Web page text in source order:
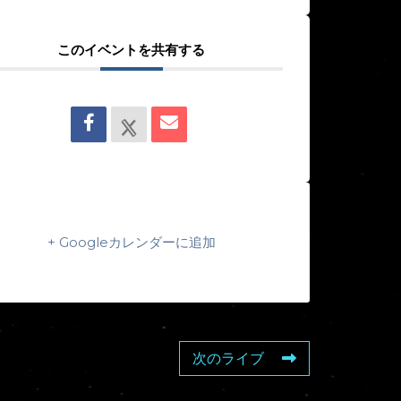
このイベントを共有する
+ Googleカレンダーに追加
次のライブ